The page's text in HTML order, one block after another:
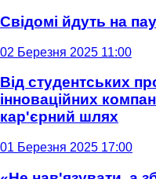
Свідомі йдуть на
02 Березня 2025 11:00
Від студентських
інноваційних
кар'єрний шлях
01 Березня 2025 17:00